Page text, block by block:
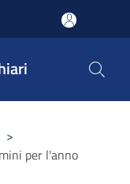
>
per l'anno